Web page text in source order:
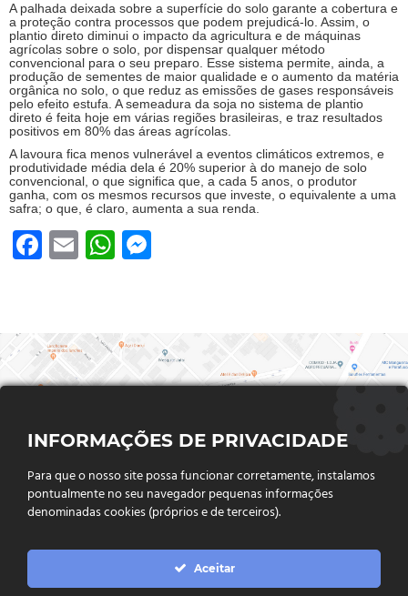
A palhada deixada sobre a superfície do solo garante a cobertura e
a proteção contra processos que podem prejudicá-lo. Assim, o
plantio direto diminui o impacto da agricultura e de máquinas
agrícolas sobre o solo, por dispensar qualquer método
convencional para o seu preparo. Esse sistema permite, ainda, a
produção de sementes de maior qualidade e o aumento da matéria
orgânica no solo, o que reduz as emissões de gases responsáveis
pelo efeito estufa. A semeadura da soja no sistema de plantio
direto é feita hoje em várias regiões brasileiras, e traz resultados
positivos em 80% das áreas agrícolas.
A lavoura fica menos vulnerável a eventos climáticos extremos, e
produtividade média dela é 20% superior à do manejo de solo
convencional, o que significa que, a cada 5 anos, o produtor
ganha, com os mesmos recursos que investe, o equivalente a uma
safra; o que, é claro, aumenta a sua renda.
Facebook
EmailWhatsApp
FALE CONOSCO
Endereço:Rua Said Abdalla, Nº 310, Jardim Rio Claro. CEP
INFORMAÇÕES DE PRIVACIDADE
Para que o nosso site possa funcionar corretamente, instalamos
pontualmente no seu navegador pequenas informações
denominadas cookies (próprios e de terceiros).
Aceitar